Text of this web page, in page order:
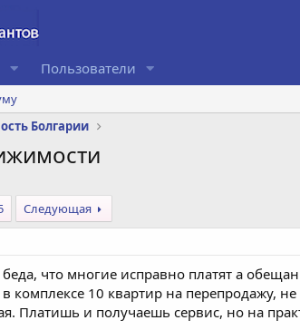
Пользователи
Болгарии
Следующая
беда, что многие исправно платят а
комплексе 10 квартир на перепродажу,
Платишь и получаешь сервис, но на